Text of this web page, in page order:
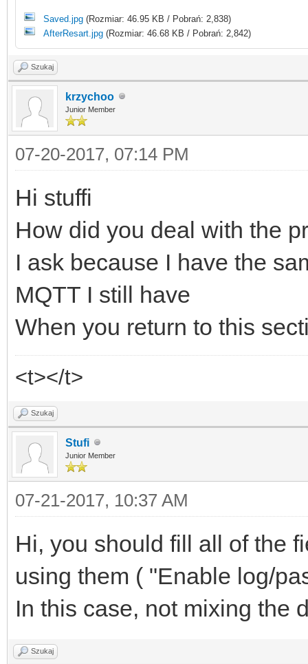
Saved.jpg (Rozmiar: 46.95 KB / Pobrań: 2,838)
AfterResart.jpg (Rozmiar: 46.68 KB / Pobrań: 2,842)
Szukaj
krzychoo
Junior Member
07-20-2017, 07:14 PM
Hi stuffi
How did you deal with the
I ask because I have the
MQTT I still have
When you return to this
<t></t>
Szukaj
Stufi
Junior Member
07-21-2017, 10:37 AM
Hi, you should fill all of the
using them ( "Enable log/
In this case, not mixing the
Szukaj